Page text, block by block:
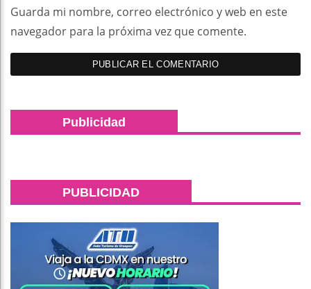
Guarda mi nombre, correo electrónico y web en este
navegador para la próxima vez que comente.
Publicidad
PUBLICIDAD